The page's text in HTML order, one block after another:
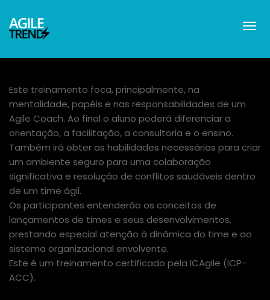
Este treinamento foca, principalmente, na
mentalidade, papéis e nas responsabilidades de um
Agile Coach. Ao final o aluno poderá diferenciar a
orientação, a facilitação, a consultoria e o ensino.
Também irá obter as habilidades necessárias para criar
um ambiente seguro para uma colaboração
significativa e resolução de conflitos saudáveis dentro
de um time ágil.
Os participantes entenderão os conceitos de
lançamentos de times e seus desenvolvimentos,
prestando especial atenção à dinâmica do time e ao
sistema organizacional envolvente.
Este é um treinamento certificado pela ICAgile (ICP-
ACC).